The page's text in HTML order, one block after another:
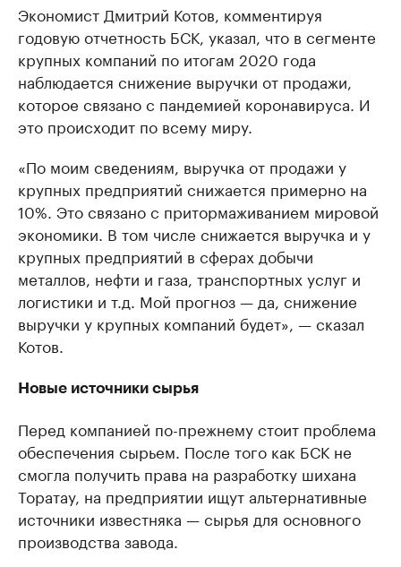
Экономист Дмитрий Котов, комментируя
годовую отчетность БСК, указал, что в сегменте
крупных компаний по итогам 2020 года
наблюдается снижение выручки от продажи,
которое связано с пандемией коронавируса. И
это происходит по всему миру.
«По моим сведениям, выручка от продажи у
крупных предприятий снижается примерно на
10%. Это связано с притормаживанием мировой
экономики. В том числе снижается выручка и у
крупных предприятий в сферах добычи
металлов, нефти и газа, транспортных услуг и
логистики и т.д. Мой прогноз — да, снижение
выручки у крупных компаний будет», — сказал
Котов.
Новые источники сырья
Перед компанией по-прежнему стоит проблема
обеспечения сырьем. После того как БСК не
смогла получить права на разработку шихана
Торатау, на предприятии ищут альтернативные
источники известняка — сырья для основного
производства завода.